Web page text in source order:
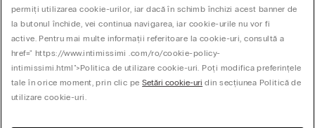
Companie
© CALZEDONIA SpA, Via Monte Baldo, 20 - 37062 - Dossobuono di Villafranca (VR) -
permiți utilizarea cookie-urilor, iar dacă în schimb închizi acest banner de
la butonul închide, vei continua navigarea, iar cookie-urile nu vor fi
active. Pentru mai multe informații referitoare la cookie-uri, consultă a
href=" https://www.intimissimi .com/ro/cookie-policy-
intimissimi.html">Politica de utilizare cookie-uri. Poți modifica preferințele
tale în orice moment, prin clic peSetări cookie-uri din secțiunea Politică de
utilizare cookie-uri.